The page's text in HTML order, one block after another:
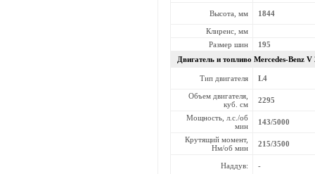
Высота, мм 1844
Клиренс, мм
Размер шин
195
Двигатель и топливо Mercedes-Benz V
Тип двигателя L4
Объем двигателя,
куб. см
2295
Мощность, л.с./об
мин
143/5000
Крутящий момент,
Нм/об мин
215/3500
Наддув: -